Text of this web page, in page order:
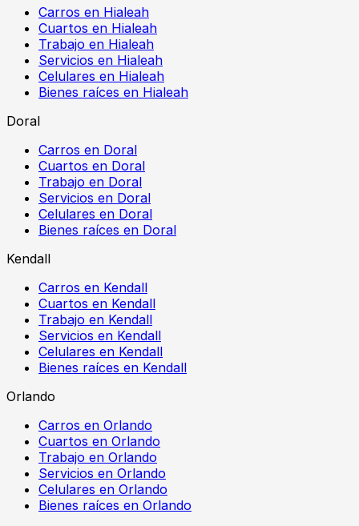
Carros en Hialeah
Cuartos en Hialeah
Trabajo en Hialeah
Servicios en Hialeah
Celulares en Hialeah
Bienes raíces en Hialeah
Doral
Carros en Doral
Cuartos en Doral
Trabajo en Doral
Servicios en Doral
Celulares en Doral
Bienes raíces en Doral
Kendall
Carros en Kendall
Cuartos en Kendall
Trabajo en Kendall
Servicios en Kendall
Celulares en Kendall
Bienes raíces en Kendall
Orlando
Carros en Orlando
Cuartos en Orlando
Trabajo en Orlando
Servicios en Orlando
Celulares en Orlando
Bienes raíces en Orlando